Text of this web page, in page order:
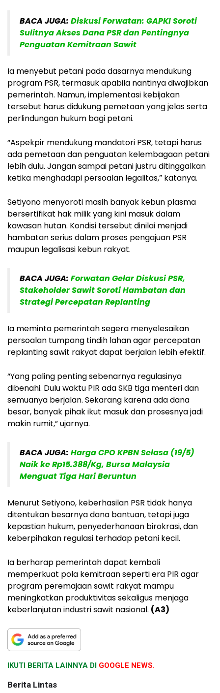
BACA JUGA: Diskusi Forwatan: GAPKI Soroti
Sulitnya Akses Dana PSR dan Pentingnya
Penguatan Kemitraan Sawit
Ia menyebut petani pada dasarnya mendukung
program PSR, termasuk apabila nantinya diwajibkan
pemerintah. Namun, implementasi kebijakan
tersebut harus didukung pemetaan yang jelas serta
perlindungan hukum bagi petani.
“Aspekpir mendukung mandatori PSR, tetapi harus
ada pemetaan dan penguatan kelembagaan petani
lebih dulu. Jangan sampai petani justru ditinggalkan
ketika menghadapi persoalan legalitas,” katanya.
Setiyono menyoroti masih banyak kebun plasma
bersertifikat hak milik yang kini masuk dalam
kawasan hutan. Kondisi tersebut dinilai menjadi
hambatan serius dalam proses pengajuan PSR
maupun legalisasi kebun rakyat.
BACA JUGA: Forwatan Gelar Diskusi PSR,
Stakeholder Sawit Soroti Hambatan dan
Strategi Percepatan Replanting
Ia meminta pemerintah segera menyelesaikan
persoalan tumpang tindih lahan agar percepatan
replanting sawit rakyat dapat berjalan lebih efektif.
“Yang paling penting sebenarnya regulasinya
dibenahi. Dulu waktu PIR ada SKB tiga menteri dan
semuanya berjalan. Sekarang karena ada dana
besar, banyak pihak ikut masuk dan prosesnya jadi
makin rumit,” ujarnya.
BACA JUGA: Harga CPO KPBN Selasa (19/5)
Naik ke Rp15.388/Kg, Bursa Malaysia
Menguat Tiga Hari Beruntun
Menurut Setiyono, keberhasilan PSR tidak hanya
ditentukan besarnya dana bantuan, tetapi juga
kepastian hukum, penyederhanaan birokrasi, dan
keberpihakan regulasi terhadap petani kecil.
Ia berharap pemerintah dapat kembali
memperkuat pola kemitraan seperti era PIR agar
program peremajaan sawit rakyat mampu
meningkatkan produktivitas sekaligus menjaga
keberlanjutan industri sawit nasional. (A3)
IKUTI BERITA LAINNYA DI GOOGLE NEWS.
Berita Lintas